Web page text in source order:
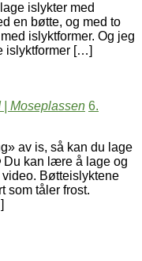
islykter med
en bøtte, og med to
islyktformer. Og jeg
islyktformer […]
| Moseplassen 6.
av is, så kan du lage
Du kan lære å lage og
Bøtteislyktene
som tåler frost.